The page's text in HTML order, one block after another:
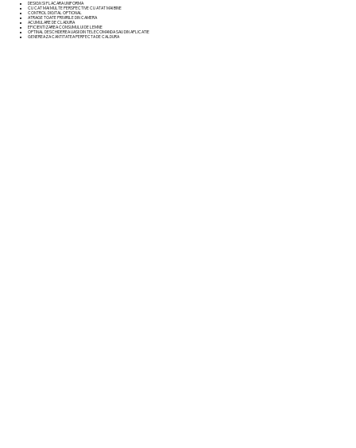
DESIGN SI FLACARA UNIFORMA
CU CAT MAI MULTE PERSPECTIVE CU ATAT MAI BINE
CONTROL DIGITAL OPTIONAL
ATRAGE TOATE PRIVIRILE DIN CAMERA
ACUMULARE DE CLADURA
EFICIENTIZAREA CONSUMULUI DE LEMNE
OPTINAL DESCHIDEREA UASII DIN TELECOMANDA SAU DIN APLICATIE
GENEREAZA CANTITATEA PERFECTA DE CALDURA